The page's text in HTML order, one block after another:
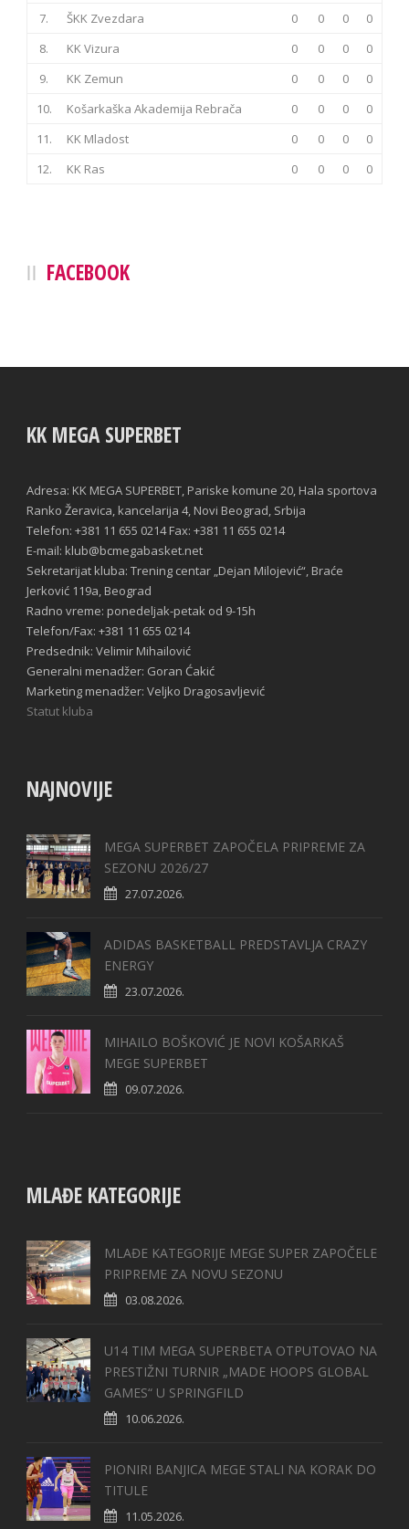
7.
ŠKK Zvezdara 0 0 0
0
8.
KK Vizura 0 0 0
0
9.
KK Zemun 0 0 0
0
10.
Košarkaška Akademija Rebrača 0 0 0
0
11.
KK Mladost 0 0 0
0
12.
KK Ras 0 0 0 0
FACEBOOK
KK MEGA SUPERBET
Adresa: KK MEGA SUPERBET, Pariske komune 20, Hala sportova
Ranko Žeravica, kancelarija 4, Novi Beograd, Srbija
Telefon: +381 11 655 0214 Fax: +381 11 655 0214
E-mail: klub@bcmegabasket.net
Sekretarijat kluba: Trening centar „Dejan Milojević“, Braće
Jerković 119a, Beograd
Radno vreme: ponedeljak-petak od 9-15h
Telefon/Fax: +381 11 655 0214
Predsednik: Velimir Mihailović
Generalni menadžer: Goran Ćakić
Marketing menadžer: Veljko Dragosavljević
Statut kluba
NAJNOVIJE
MEGA SUPERBET ZAPOČELA PRIPREME ZA
SEZONU 2026/27
27.07.2026.
ADIDAS BASKETBALL PREDSTAVLJA CRAZY
ENERGY
23.07.2026.
MIHAILO BOŠKOVIĆ JE NOVI KOŠARKAŠ
MEGE SUPERBET
09.07.2026.
MLAĐE KATEGORIJE
MLAĐE KATEGORIJE MEGE SUPER ZAPOČELE
PRIPREME ZA NOVU SEZONU
03.08.2026.
U14 TIM MEGA SUPERBETA OTPUTOVAO NA
PRESTIŽNI TURNIR „MADE HOOPS GLOBAL
GAMES“ U SPRINGFILD
10.06.2026.
PIONIRI BANJICA MEGE STALI NA KORAK DO
TITULE
11.05.2026.